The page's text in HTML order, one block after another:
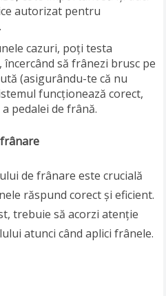
autorizat pentru
cazuri, poți testa
să frânezi brusc pe
(asigurându-te că nu
funcționează corect,
pedalei de frână.
de frânare este crucială
răspund corect și eficient.
trebuie să acorzi atenție
atunci când aplici frânele.